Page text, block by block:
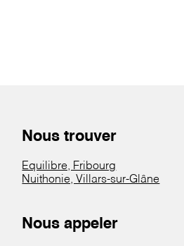
Nous trouver
Equilibre, Fribourg
Nuithonie, Villars-sur-Glâne
Nous appeler